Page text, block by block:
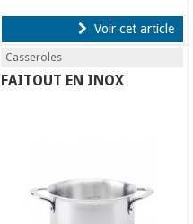
Voir cet article
Casseroles
FAITOUT EN INOX